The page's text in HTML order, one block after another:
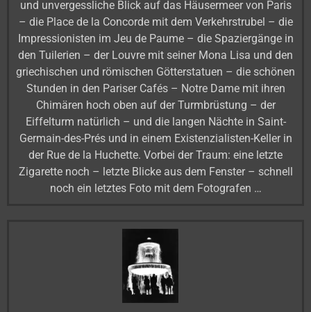
und unvergessliche Blick auf das Häusermeer von Paris
– die Place de la Concorde mit dem Verkehrstrubel – die
Impressionisten im Jeu de Paume – die Spaziergänge in
den Tuilerien – der Louvre mit seiner Mona Lisa und den
griechischen und römischen Götterstatuen – die schönen
Stunden in den Pariser Cafés – Notre Dame mit ihren
Chimären hoch oben auf der Turmbrüstung – der
Eiffelturm natürlich – und die langen Nächte in Saint-
Germain-des-Prés und in einem Existenzialisten-Keller in
der Rue de la Huchette. Vorbei der Traum: eine letzte
Zigarette noch – letzte Blicke aus dem Fenster – schnell
noch ein letztes Foto mit dem Fotografen …